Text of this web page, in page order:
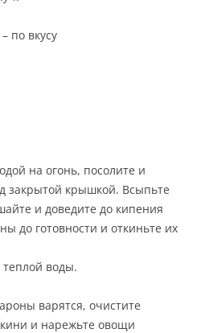
по вкусу
на огонь, посолите и
закрытой крышкой. Всыпьте
и доведите до кипения
до готовности и откиньте их
воды.
варятся, очистите
и нарежьте овощи